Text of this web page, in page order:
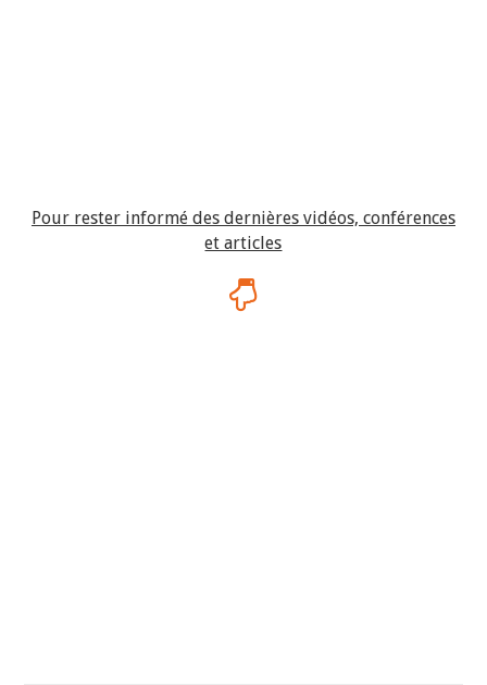
Pour rester informé des dernières vidéos, conférences
et articles